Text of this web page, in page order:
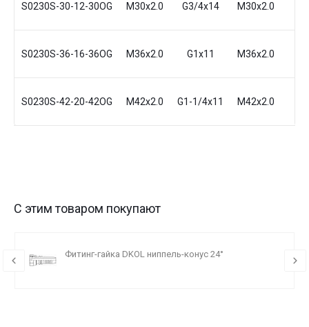
S0230S-30-12-30OG M30x2.0 G3/4x14 M30x2.0
S0230S-36-16-36OG M36x2.0 G1x11 M36x2.0
S0230S-42-20-42OG M42x2.0 G1-1/4x11 M42x2.0
С этим товаром покупают
Фитинг-гайка DKOL ниппель-конус 24°